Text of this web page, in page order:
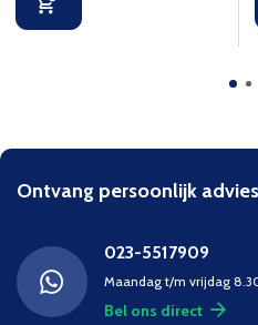
Ontvang persoonlijk
023-5517909
Maandag t/m vrijdag
Bel ons direct